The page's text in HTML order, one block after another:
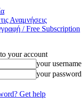
Αναμνήσεις
/ Free Subscription
your account
your username
your password
Get help